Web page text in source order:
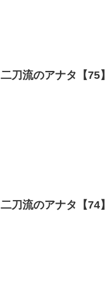
二刀流のアナタ【75】
二刀流のアナタ【74】